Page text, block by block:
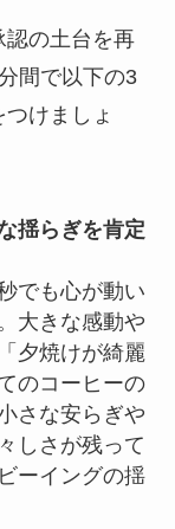
認の土台を再
間で以下の3
けましょ
揺らぎを肯定
でも心が動い
大きな感動や
夕焼けが綺麗
のコーヒーの
さな安らぎや
しさが残って
ーイングの揺